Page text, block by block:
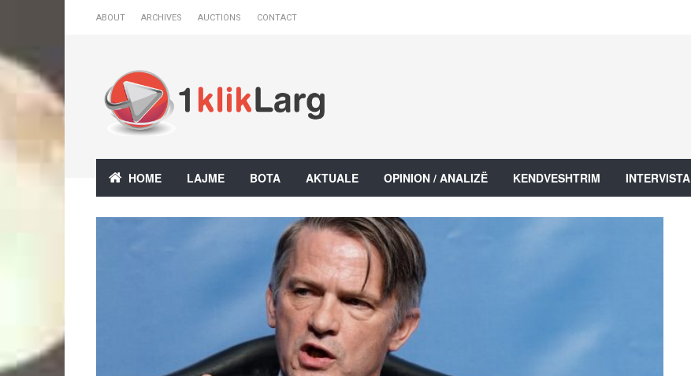
ABOUT ARCHIVES AUCTIONS CONTACT
HOME LAJME BOTA AKTUALE OPINION / ANALIZË KENDVESHTRIM INTERVISTA